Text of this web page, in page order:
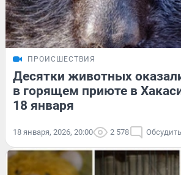
ПРОИСШЕСТВИЯ
Десятки животных
в горящем приюте в
18 января
18 января, 2026, 20:00 2 578 Обсудить